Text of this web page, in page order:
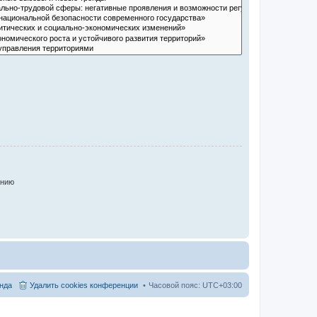
Часовой пояс: UTC+03:00
Удалить cookies конференции